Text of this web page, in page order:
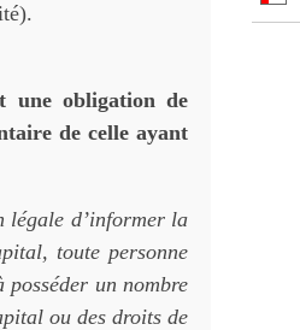
une obligation de
de celle ayant
légale d’informer la
toute personne
un nombre
ou des droits de